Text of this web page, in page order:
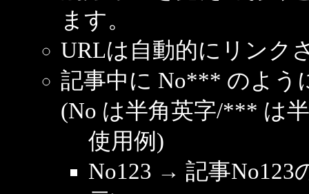
ます。
URLは自動的にリンク
記事中に No*** のよう
(No は半角英字/*** は
使用例)
No123 → 記事No123